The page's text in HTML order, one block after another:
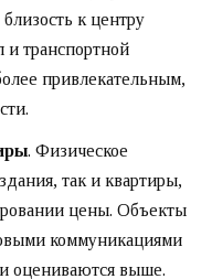
к центру
и транспортной
привлекательным,
. Физическое
так и квартиры,
цены. Объекты
коммуникациями
оцениваются выше.